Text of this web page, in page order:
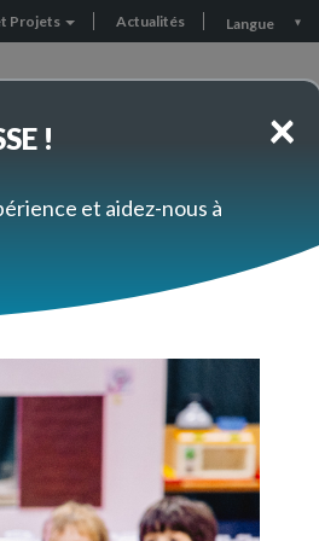
Projets Actualités Langue
à l'envers ?
×
!
et aidez-nous à